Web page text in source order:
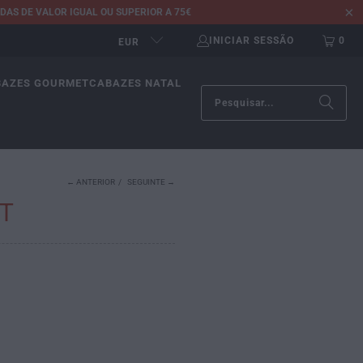
DE VALOR IGUAL OU SUPERIOR A 75€
EUR INICIAR SESSÃO 0
GOURMETCABAZES NATAL
← ANTERIOR / SEGUINTE →